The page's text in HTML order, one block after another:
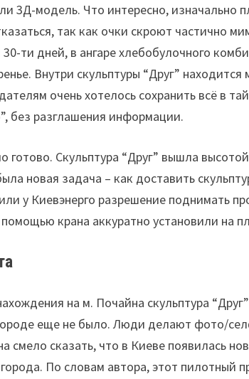
3Д-модель. Что интересно, изначально
так как очки скроют частично
ти дней, в ангаре хлебобулочного
Внутри скульптуры “Друг”
очень хотелось сохранить всё в
без разглашения информации.
готово. Скульптура “Друг” вышла
новая задача – как доставить
у Киевэнерго разрешение поднимать
крана аккуратно установили на
на м. Почайна скульптура
еще не было. Люди делают фото/
смело сказать, что в Киеве появилась
По словам автора, этот пилотный